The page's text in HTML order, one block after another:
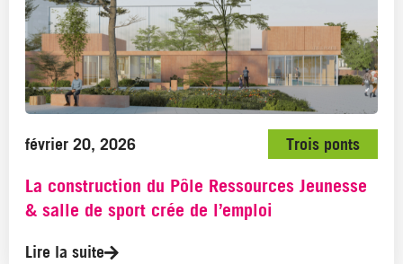
février 20, 2026 Trois ponts
La construction du Pôle Ressources Jeunesse
& salle de sport crée de l’emploi
Lire la suite